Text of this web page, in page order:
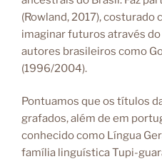
(Rowland, 2017), costurado
imaginar futuros através
autores brasileiros como
(1996/2004).
Pontuamos que os títulos
grafados, além de em
conhecido como Língua
família linguística Tupi-